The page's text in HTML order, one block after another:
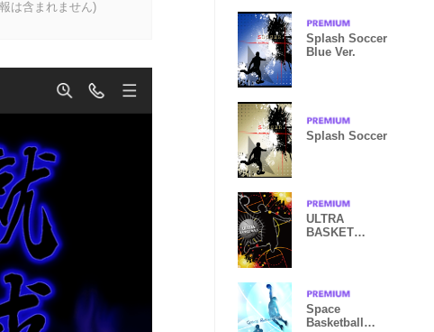
は含まれません)
Splash Soccer
Blue Ver.
Splash Soccer
ULTRA
BASKET
Space
Basketball